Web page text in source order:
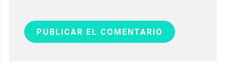
PUBLICAR EL COMENTARIO